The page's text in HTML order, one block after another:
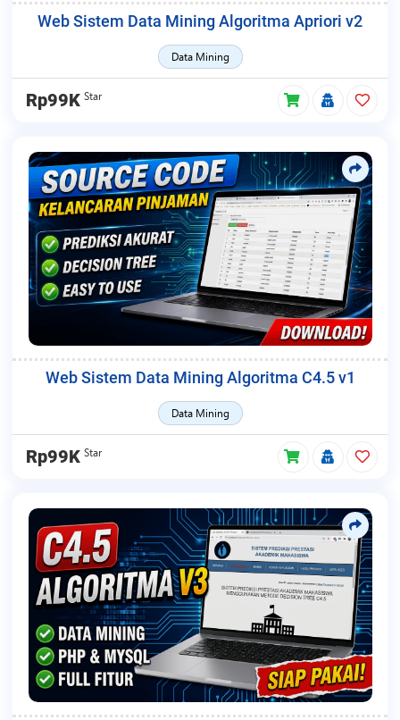
Web Sistem Data Mining Algoritma Apriori v2
Data Mining
Rp99K Star
Web Sistem Data Mining Algoritma C4.5 v1
Data Mining
Rp99K Star